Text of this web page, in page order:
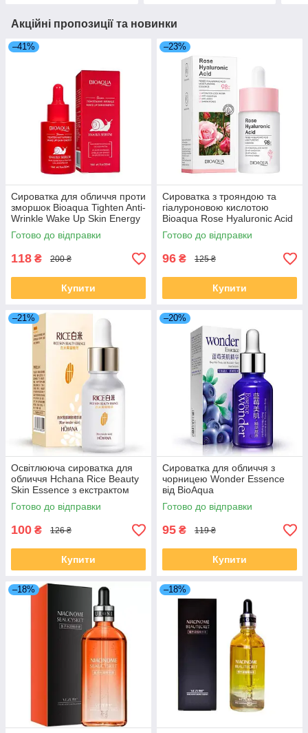
Акційні пропозиції та новинки
–41%
Сироватка для обличчя проти
зморшок Bioaqua Tighten Anti-
Wrinkle Wake Up Skin Energy
Snail Serum 30 мл
Готово до відправки
118 ₴ 200 ₴
Купити
–23%
Сироватка з трояндою та
гіалуроновою кислотою
Bioaqua Rose Hyaluronic Acid
Essence зволожуюча
антивікова, 30 мл
Готово до відправки
96 ₴ 125 ₴
Купити
–21%
Освітлююча сироватка для
обличчя Hchana Rice Beauty
Skin Essence з екстрактом
білого рису 15 мл
Готово до відправки
100 ₴ 126 ₴
Купити
–20%
Сироватка для обличчя з
чорницею Wonder Essence
від BioAqua
Готово до відправки
95 ₴ 119 ₴
Купити
–18% –18%